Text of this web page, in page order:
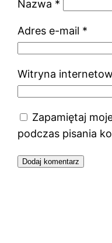
Nazwa *
Adres e-mail *
Witryna
Zapamiętaj
podczas pisania